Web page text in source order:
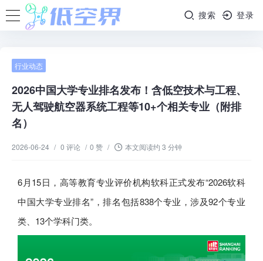
搜索 登录
行业动态
2026中国大学专业排名发布！含低空技术与工程、
无人驾驶航空器系统工程等10+个相关专业（附排
名）
2026-06-24 / 0 评论 / 0 赞 / 本文阅读约 3 分钟
6月15日，高等教育专业评价机构软科正式发布“2026软科
中国大学专业排名”，排名包括838个专业，涉及92个专业
类、13个学科门类。